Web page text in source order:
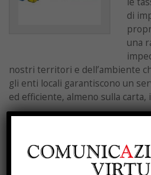
di
una
nostri territori e dell’ambiente
gli enti locali garantiscono un
ed efficiente, almeno sulla
PAGINA 8 DI